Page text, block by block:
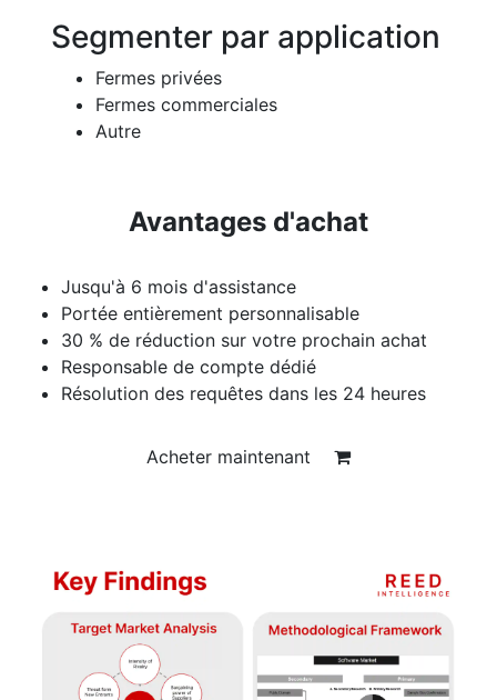
Segmenter par application
Fermes privées
Fermes commerciales
Autre
Avantages d'achat
Jusqu'à 6 mois d'assistance
Portée entièrement personnalisable
30 % de réduction sur votre prochain achat
Responsable de compte dédié
Résolution des requêtes dans les 24 heures
Acheter maintenant